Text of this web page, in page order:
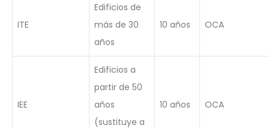
ITE
Edificios de
más de 30
años
10 años OCA
IEE
Edificios a
partir de 50
años
(sustituye a
10 años OCA